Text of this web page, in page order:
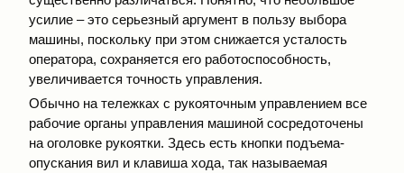
усилие – это серьезный аргумент в пользу выбора
машины, поскольку при этом снижается усталость
оператора, сохраняется его работоспособность,
увеличивается точность управления.
Обычно на тележках с рукояточным управлением все
рабочие органы управления машиной сосредоточены
на оголовке рукоятки. Здесь есть кнопки подъема-
опускания вил и клавиша хода, так называемая